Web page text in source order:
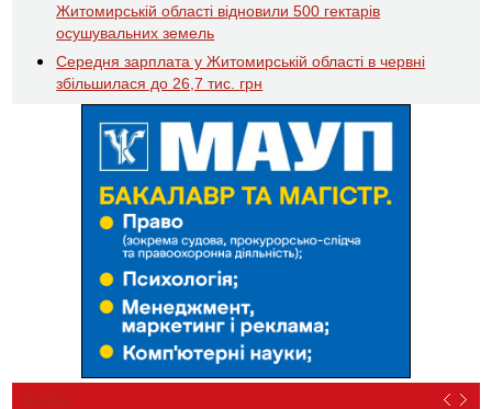
Житомирській області відновили 500 гектарів
осушувальних земель
Середня зарплата у Житомирській області в червні
збільшилася до 26,7 тис. грн
ВІДЕО